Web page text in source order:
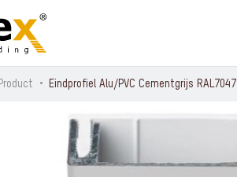
Product Eindprofiel Alu/PVC Cementgrijs RAL7047